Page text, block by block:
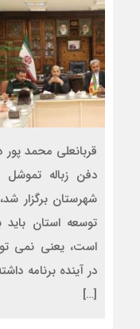
قربانعلی محمد
دفن زباله تموشل
شهرستان برگزار
توسعه استان
است، یعنی نمی
در آینده برنامه
[…]